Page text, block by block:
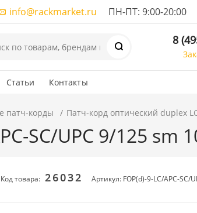
info@rackmarket.ru ПН-ПТ: 9:00-20:00
8
Статьи Контакты
патч-корды Патч-корд оптический duplex
SC/UPC 9/125 sm
Код товара: 26032 Артикул: FOP(d)-9-LC/APC-SC/